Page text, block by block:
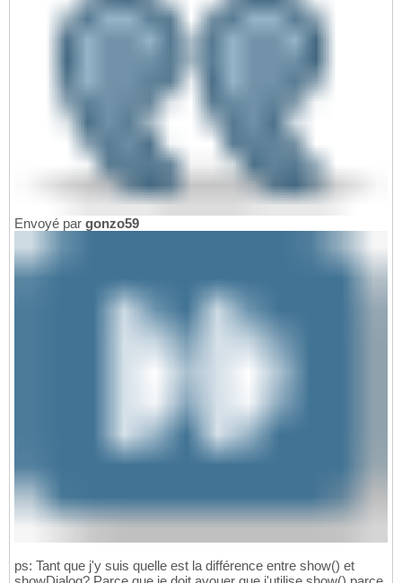
Envoyé par gonzo59
ps: Tant que j'y suis quelle est la différence entre show() et